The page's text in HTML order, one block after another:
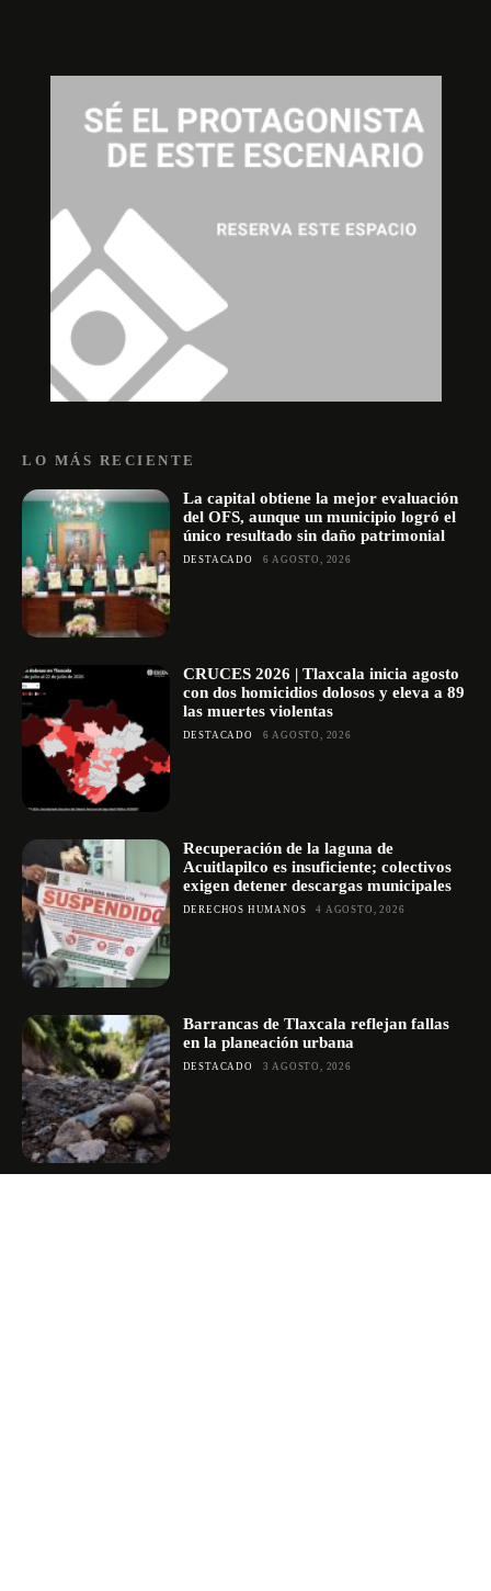
LO MÁS RECIENTE
La capital obtiene la mejor evaluación
del OFS, aunque un municipio logró el
único resultado sin daño patrimonial
DESTACADO 6 AGOSTO, 2026
CRUCES 2026 | Tlaxcala inicia agosto
con dos homicidios dolosos y eleva a 89
las muertes violentas
DESTACADO 6 AGOSTO, 2026
Recuperación de la laguna de
Acuitlapilco es insuficiente; colectivos
exigen detener descargas municipales
DERECHOS HUMANOS 4 AGOSTO, 2026
Barrancas de Tlaxcala reflejan fallas
en la planeación urbana
DESTACADO 3 AGOSTO, 2026